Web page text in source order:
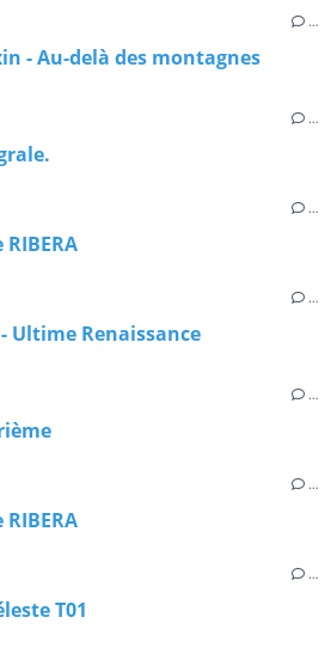
…
- Au-delà des montagnes
…
…
…
Ultime Renaissance
…
…
…
T01